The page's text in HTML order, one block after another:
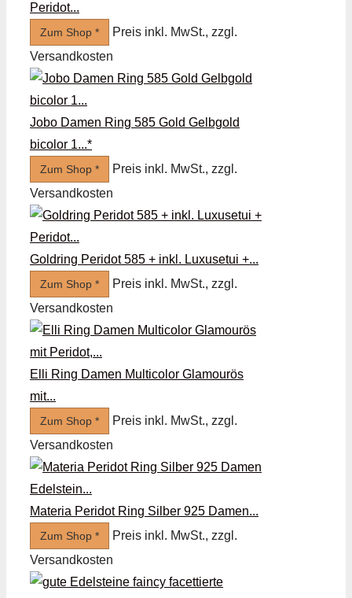
Peridot...
Zum Shop *
Preis inkl. MwSt., zzgl.
Versandkosten
Jobo Damen Ring 585 Gold Gelbgold
bicolor 1...*
Zum Shop *
Preis inkl. MwSt., zzgl.
Versandkosten
Goldring Peridot 585 + inkl. Luxusetui +...
Zum Shop *
Preis inkl. MwSt., zzgl.
Versandkosten
Elli Ring Damen Multicolor Glamourös
mit...
Zum Shop *
Preis inkl. MwSt., zzgl.
Versandkosten
Materia Peridot Ring Silber 925 Damen...
Zum Shop *
Preis inkl. MwSt., zzgl.
Versandkosten